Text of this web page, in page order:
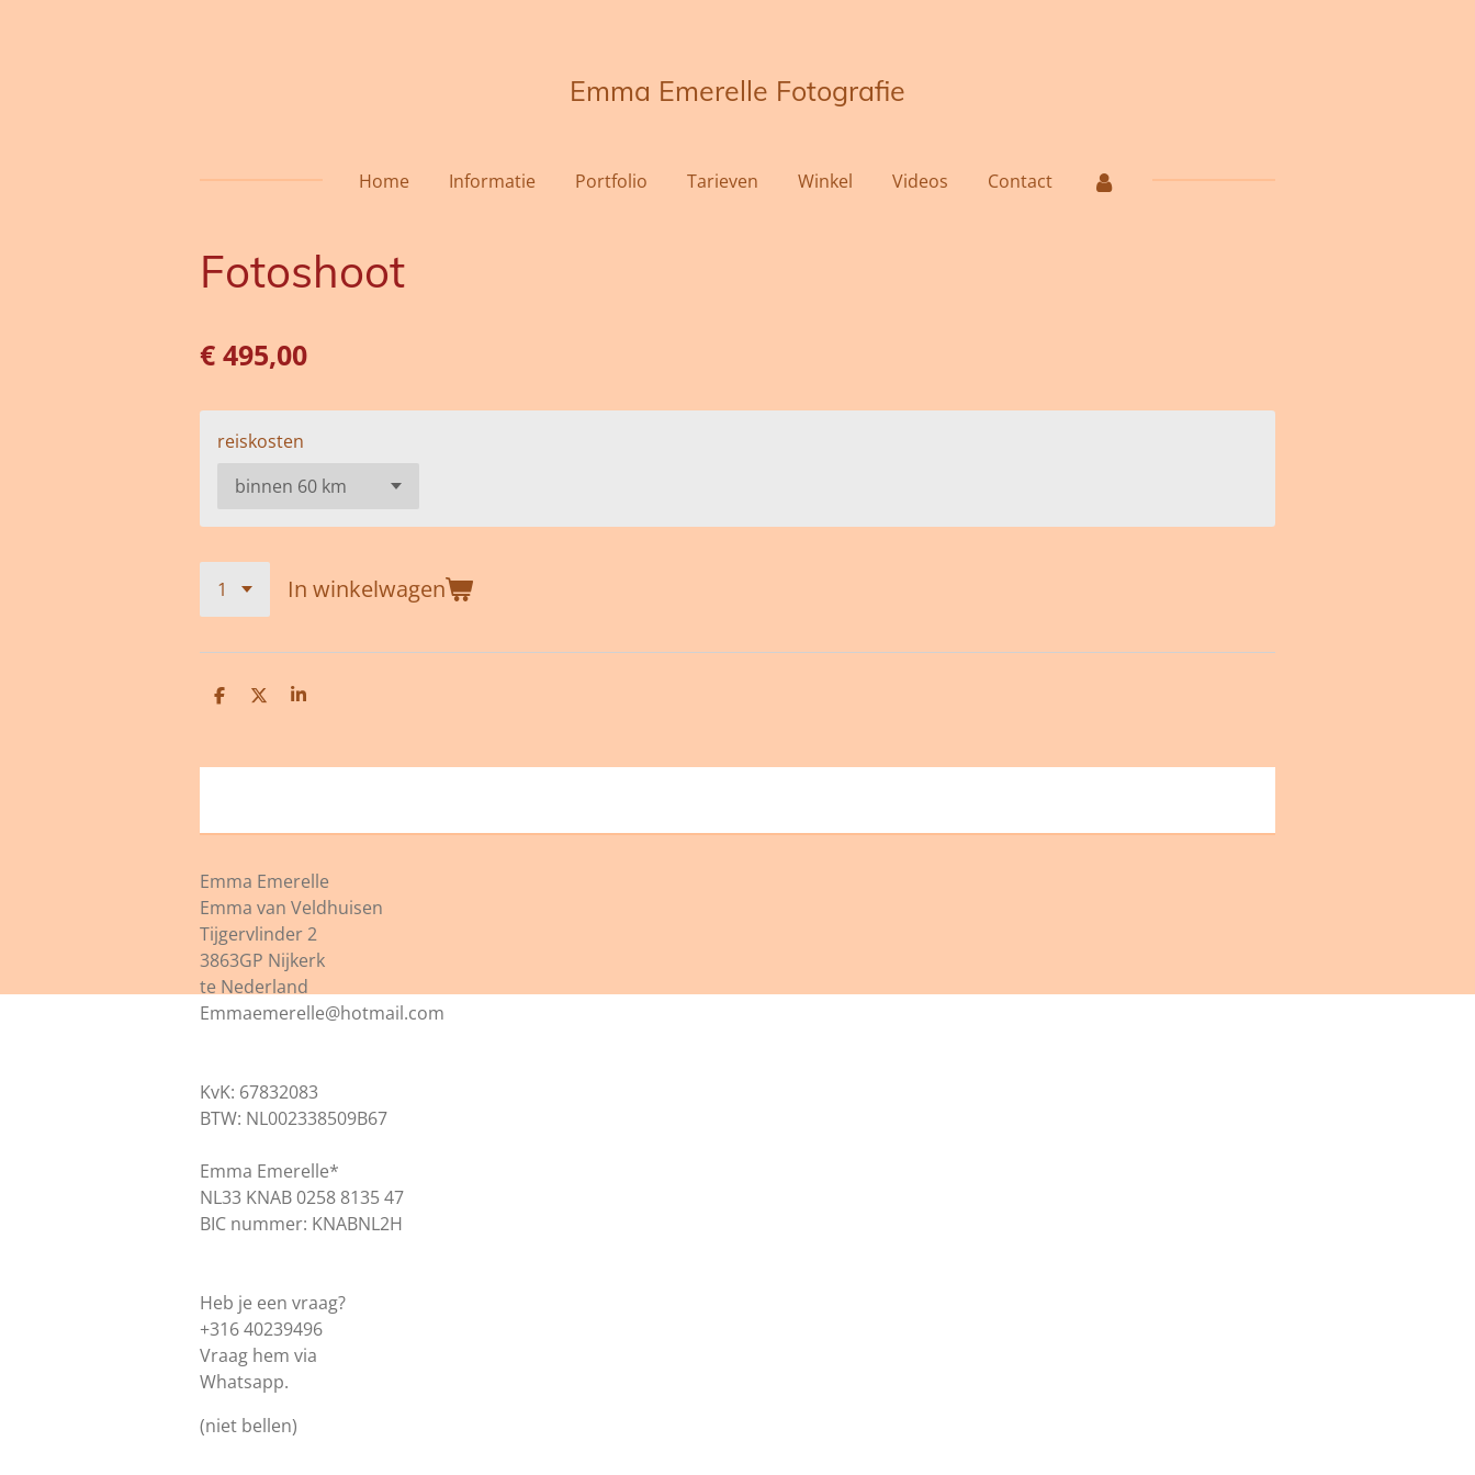
Emma Emerelle Fotografie
Home Informatie Portfolio Tarieven Winkel Videos Contact
Fotoshoot
€ 495,00
reiskosten
In winkelwagen
D
n
D
S
e
Emma Emerelle
Emma van Veldhuisen
Tijgervlinder 2
3863GP Nijkerk
te Nederland
Emmaemerelle@hotmail.com
KvK: 67832083
BTW: NL002338509B67
Emma Emerelle*
NL33 KNAB 0258 8135 47
BIC nummer: KNABNL2H
Heb je een vraag?
+316 40239496
Vraag hem via
Whatsapp.
(niet bellen)